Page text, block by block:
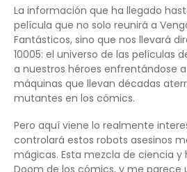
La información que ha llegado
película que no solo reunirá a
Fantásticos, sino que nos llevará
10005: el universo de las películas
a nuestros héroes enfrentándose
máquinas que llevan décadas
mutantes en los cómics.
Pero aquí viene lo realmente
controlará estos robots asesinos
mágicas. Esta mezcla de ciencia y
Doom de los cómics, y me parece